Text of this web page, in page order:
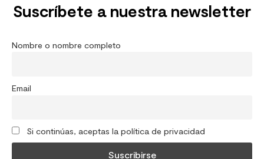
Suscríbete a nuestra newsletter
Nombre o nombre completo
Email
Si continúas, aceptas la política de privacidad